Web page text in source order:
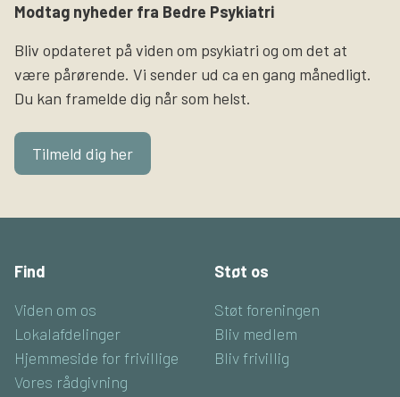
Modtag nyheder fra Bedre Psykiatri
Bliv opdateret på viden om psykiatri og om det at
være pårørende. Vi sender ud ca en gang månedligt.
Du kan framelde dig når som helst.
Tilmeld dig her
Find
Viden om os
Lokalafdelinger
Hjemmeside for frivillige
Vores rådgivning
Støt os
Støt foreningen
Bliv medlem
Bliv frivillig